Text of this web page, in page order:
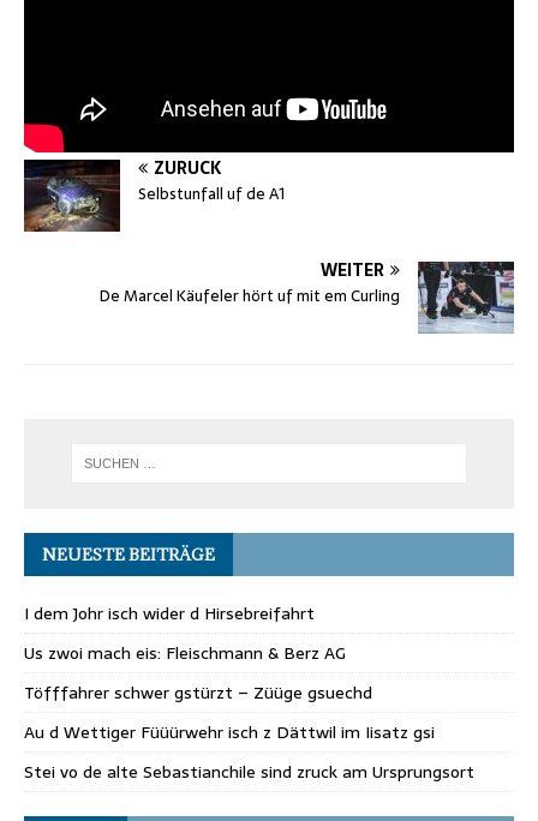
ZURÜCK
Selbstunfall uf de A1
WEITER
De Marcel Käufeler hört uf mit em Curling
NEUESTE BEITRÄGE
I dem Johr isch wider d Hirsebreifahrt
Us zwoi mach eis: Fleischmann & Berz AG
Töfffahrer schwer gstürzt – Züüge gsuechd
Au d Wettiger Füüürwehr isch z Dättwil im Iisatz gsi
Stei vo de alte Sebastianchile sind zruck am Ursprungsort